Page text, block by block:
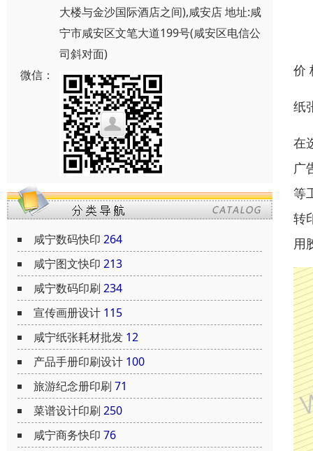
大楼与金沙国际酒店之间),咸安店 地址:咸
宁市咸安区文笔大道199号(咸安区电信公
司斜对面)
微信：
咸宁数码快印 264
咸宁图文快印 213
咸宁数码印刷 234
宣传画册设计 115
咸宁纸张耗材批发 12
产品手册印刷设计 100
旅游纪念册印刷 71
菜谱设计印刷 250
咸宁商务快印 76
价
纸
在
广
等
转
用